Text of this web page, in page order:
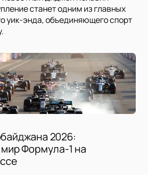
станет одним из главных
уик-энда, объединяющего спорт
2026:
мир Формула-1 на